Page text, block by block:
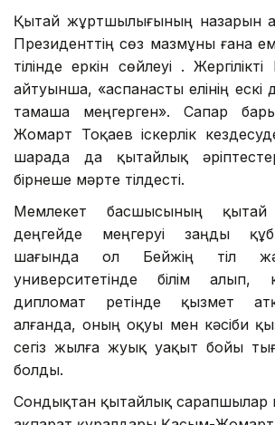
Қытай жұртшылығының назарын
Президенттің сөз мазмұны ғана
тілінде еркін сөйлеуі .
айтуынша, «аспанасты елінің ескі
тамаша меңгерген». Сапар
Жомарт Тоқаев іскерлік
шарада да қытайлық
бірнеше мәрте тілдесті.
Мемлекет басшысының қытай
деңгейде меңгеруі заңды
шағында ол Бейжің тіл
университетінде білім алып,
дипломат ретінде қызмет
алғанда, оның оқуы мен кәсіби
сегіз жылға жуық уақыт бойы
болды.
Сондықтан қытайлық сарапшылар